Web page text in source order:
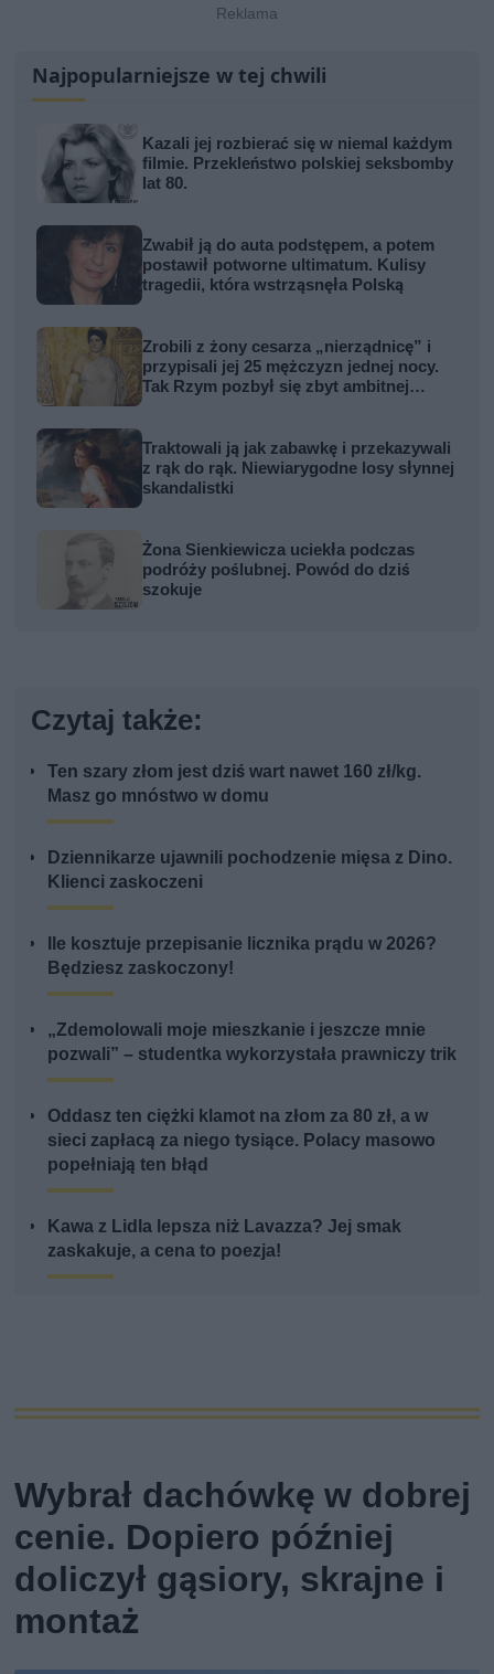
Najpopularniejsze w tej chwili
Kazali jej rozbierać się w niemal każdym
filmie. Przekleństwo polskiej seksbomby
lat 80.
Zwabił ją do auta podstępem, a potem
postawił potworne ultimatum. Kulisy
tragedii, która wstrząsnęła Polską
Zrobili z żony cesarza „nierządnicę” i
przypisali jej 25 mężczyzn jednej nocy.
Tak Rzym pozbył się zbyt ambitnej
Traktowali ją jak zabawkę i przekazywali
z rąk do rąk. Niewiarygodne losy słynnej
skandalistki
Żona Sienkiewicza uciekła podczas
podróży poślubnej. Powód do dziś
szokuje
Czytaj także:
Ten szary złom jest dziś wart nawet 160 zł/kg.
Masz go mnóstwo w domu
Dziennikarze ujawnili pochodzenie mięsa z Dino.
Klienci zaskoczeni
Ile kosztuje przepisanie licznika prądu w 2026?
Będziesz zaskoczony!
„Zdemolowali moje mieszkanie i jeszcze mnie
pozwali” – studentka wykorzystała prawniczy trik
Oddasz ten ciężki klamot na złom za 80 zł, a w
sieci zapłacą za niego tysiące. Polacy masowo
popełniają ten błąd
Kawa z Lidla lepsza niż Lavazza? Jej smak
zaskakuje, a cena to poezja!
Wybrał dachówkę w dobrej
cenie. Dopiero później
doliczył gąsiory, skrajne i
montaż